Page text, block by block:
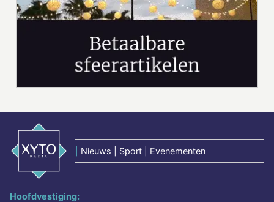
Nieuws | Sport | Evenementen
Hoofdvestiging: